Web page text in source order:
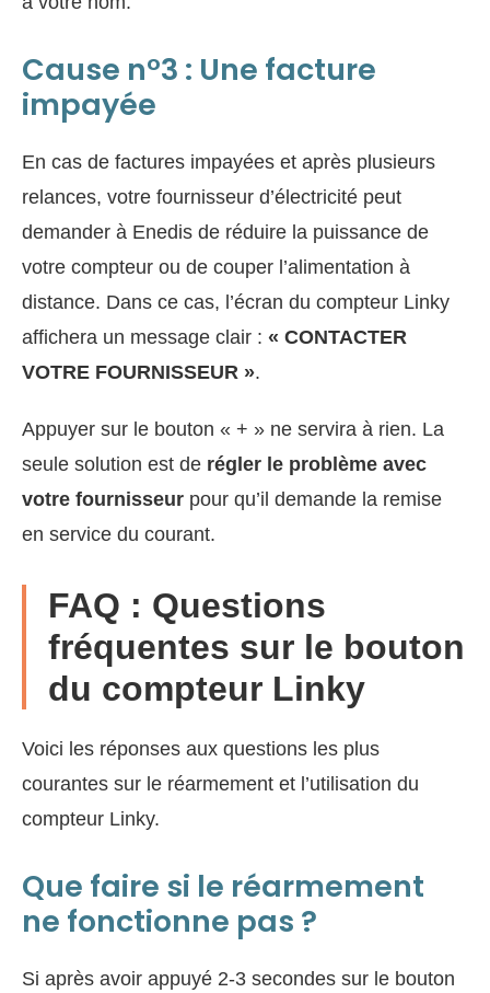
Cause n°3 : Une facture
impayée
En cas de factures impayées et après plusieurs
relances, votre fournisseur d’électricité peut
demander à Enedis de réduire la puissance de
votre compteur ou de couper l’alimentation à
distance. Dans ce cas, l’écran du compteur Linky
affichera un message clair : « CONTACTER
VOTRE FOURNISSEUR ».
Appuyer sur le bouton « + » ne servira à rien. La
seule solution est de régler le problème avec
votre fournisseur pour qu’il demande la remise
en service du courant.
FAQ : Questions
fréquentes sur le bouton
du compteur Linky
Voici les réponses aux questions les plus
courantes sur le réarmement et l’utilisation du
compteur Linky.
Que faire si le réarmement
ne fonctionne pas ?
Si après avoir appuyé 2-3 secondes sur le bouton